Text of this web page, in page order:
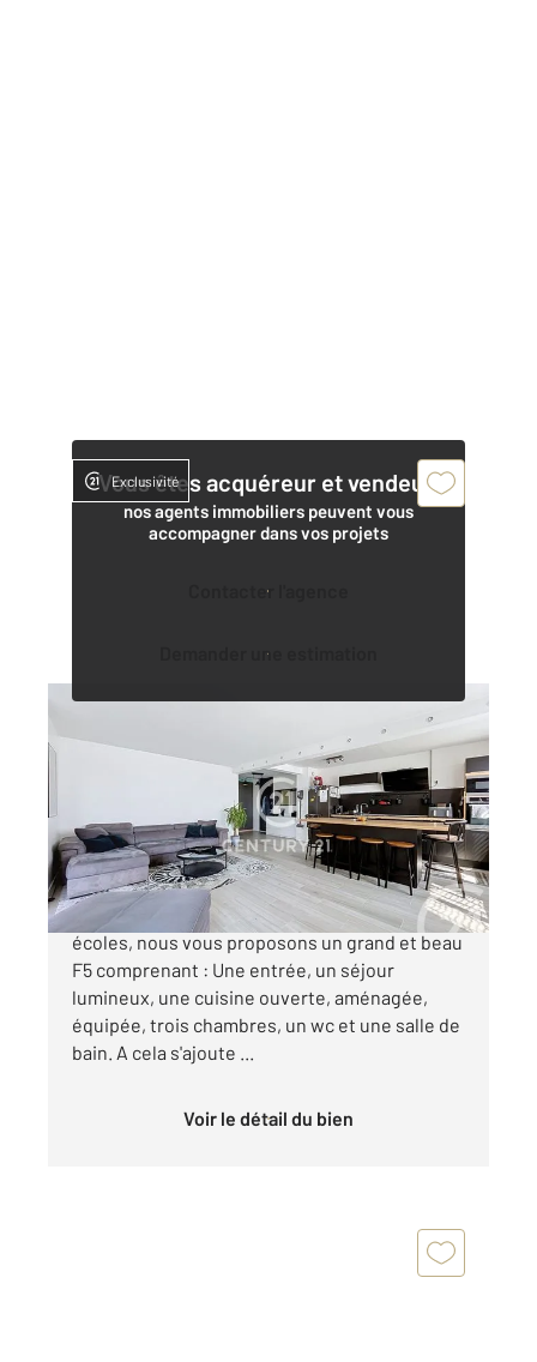
Vous êtes acquéreur et vendeur,
nos agents immobiliers peuvent vous
accompagner dans vos projets
Contacter l'agence
Demander une estimation
Exclusivité
97,96 m
Ref : 10315
Appartement F5 à vendre
299 000 €
Proche du centre-ville, des commerces et des
écoles, nous vous proposons un grand et beau
F5 comprenant : Une entrée, un séjour
lumineux, une cuisine ouverte, aménagée,
équipée, trois chambres, un wc et une salle de
bain. A cela s'ajoute ...
Voir le détail du bien